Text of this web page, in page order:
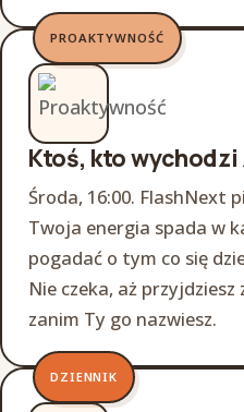
PROAKTYWNOŚĆ
Ktoś, kto
Środa, 16:00. FlashNext
Twoja energia spada w
pogadać o tym co się
Nie czeka, aż
zanim Ty go nazwiesz.
DZIENNIK